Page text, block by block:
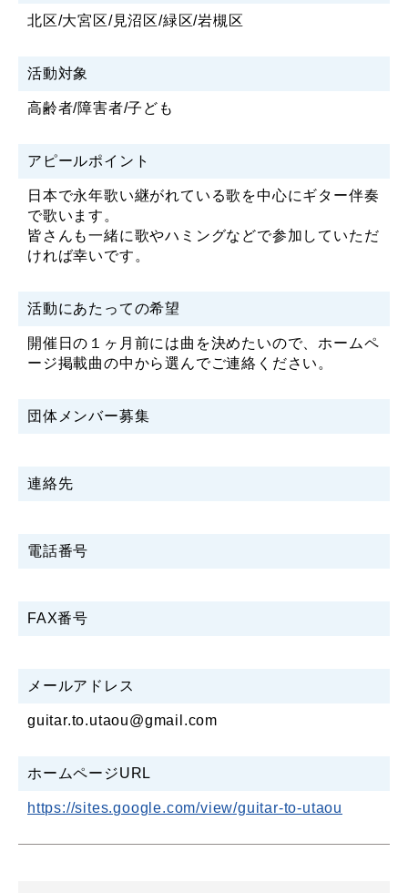
北区/大宮区/見沼区/緑区/岩槻区
活動対象
高齢者/障害者/子ども
アピールポイント
日本で永年歌い継がれている歌を中心にギター伴奏
で歌います。
皆さんも一緒に歌やハミングなどで参加していただ
ければ幸いです。
活動にあたっての希望
開催日の１ヶ月前には曲を決めたいので、ホームペ
ージ掲載曲の中から選んでご連絡ください。
団体メンバー募集
連絡先
電話番号
FAX番号
メールアドレス
guitar.to.utaou@gmail.com
ホームページURL
https://sites.google.com/view/guitar-to-utaou